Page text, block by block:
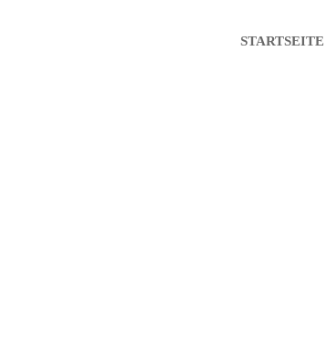
STARTSEITE